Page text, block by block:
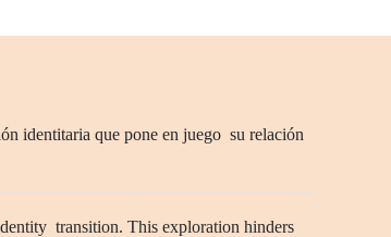
identitaria que pone en juego su relación
transition. This exploration hinders